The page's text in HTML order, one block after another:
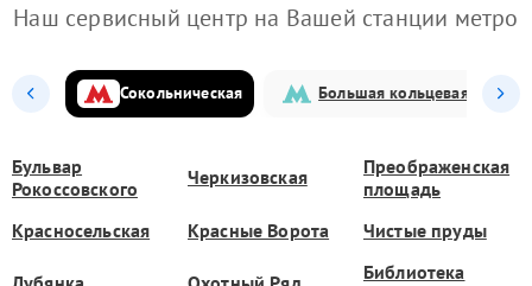
Наш сервисный центр на Вашей станции метро
Сокольническая Большая кольцевая
Бульвар
Рокоссовского
Черкизовская
Преображенская
площадь
Красносельская
Красные Ворота Чистые пруды
Библиотека